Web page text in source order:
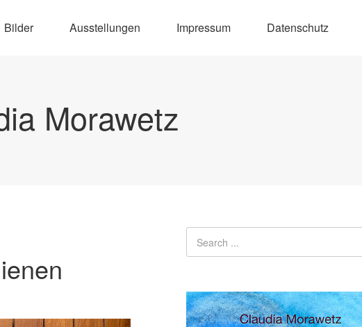
Bilder Ausstellungen Impressum Datenschutz
Morawetz